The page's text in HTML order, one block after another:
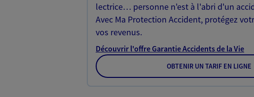
lectrice… personne n'est à l'abri d'un
Avec Ma Protection Accident, protégez
vos revenus.
Découvrir l'offre Garantie Accidents de la Vie
OBTENIR UN TARIF EN LIGNE